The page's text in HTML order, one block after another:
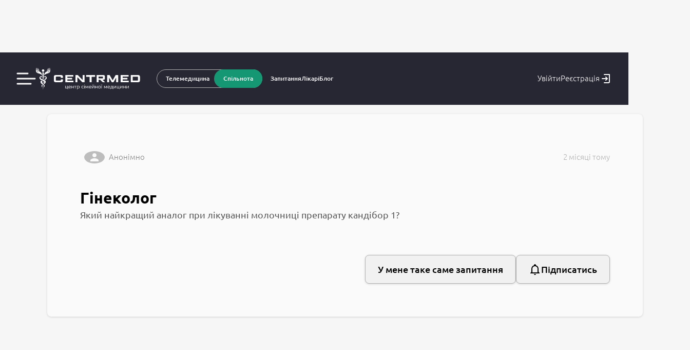
Телемедицина Спільнота ЗапитанняЛікаріБлог УвійтиРеєстрація
CENTRMED: Задай питання лікарю онлайн Запитання до лікарів
Анонімно 2 місяці тому
Гінеколог
Який найкращий аналог при лікуванні молочниці препарату кандібор 1?
У мене таке саме запитання Підписатись